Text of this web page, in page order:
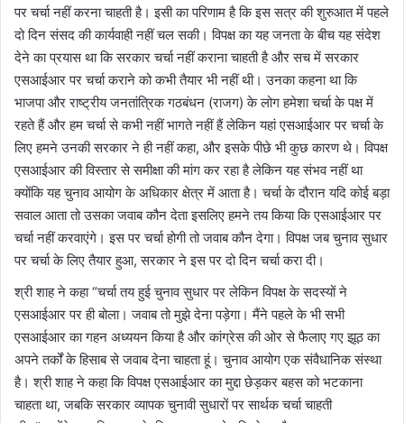
पर चर्चा नहीं करना चाहती है। इसी का परिणाम है कि इस सत्र की शुरुआत में पहले
दो दिन संसद की कार्यवाही नहीं चल सकी। विपक्ष का यह जनता के बीच यह संदेश
देने का प्रयास था कि सरकार चर्चा नहीं कराना चाहती है और सच में सरकार
एसआईआर पर चर्चा कराने को कभी तैयार भी नहीं थी। उनका कहना था कि
भाजपा और राष्ट्रीय जनतांत्रिक गठबंधन (राजग) के लोग हमेशा चर्चा के पक्ष में
रहते हैं और हम चर्चा से कभी नहीं भागते नहीं हैं लेकिन यहां एसआईआर पर चर्चा के
लिए हमने उनकी सरकार ने ही नहीं कहा, और इसके पीछे भी कुछ कारण थे। विपक्ष
एसआईआर की विस्तार से समीक्षा की मांग कर रहा है लेकिन यह संभव नहीं था
क्योंकि यह चुनाव आयोग के अधिकार क्षेत्र में आता है। चर्चा के दौरान यदि कोई बड़ा
सवाल आता तो उसका जवाब कौन देता इसलिए हमने तय किया कि एसआईआर पर
चर्चा नहीं करवाएंगे। इस पर चर्चा होगी तो जवाब कौन देगा। विपक्ष जब चुनाव सुधार
पर चर्चा के लिए तैयार हुआ, सरकार ने इस पर दो दिन चर्चा करा दी।
श्री शाह ने कहा “चर्चा तय हुई चुनाव सुधार पर लेकिन विपक्ष के सदस्यों ने
एसआईआर पर ही बोला। जवाब तो मुझे देना पड़ेगा। मैंने पहले के भी सभी
एसआईआर का गहन अध्ययन किया है और कांग्रेस की ओर से फैलाए गए झूठ का
अपने तर्कों के हिसाब से जवाब देना चाहता हूं। चुनाव आयोग एक संवैधानिक संस्था
है। श्री शाह ने कहा कि विपक्ष एसआईआर का मुद्दा छेड़कर बहस को भटकाना
चाहता था, जबकि सरकार व्यापक चुनावी सुधारों पर सार्थक चर्चा चाहती